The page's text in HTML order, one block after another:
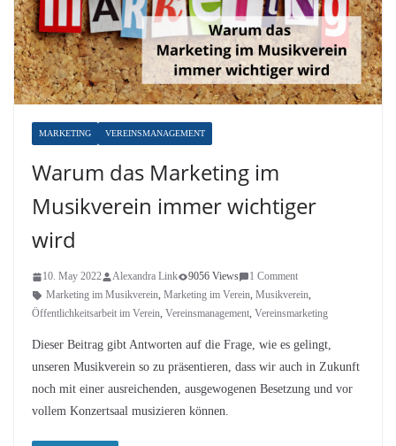
MARKETING VEREINSMANAGEMENT
Warum das Marketing im
Musikverein immer wichtiger
wird
10. May 2022 Alexandra Link 9056 Views
1 Comment
Marketing im Musikverein, Marketing im Verein, Musikverein,
Öffentlichkeitsarbeit im Verein, Vereinsmanagement, Vereinsmarketing
Dieser Beitrag gibt Antworten auf die Frage, wie es gelingt,
unseren Musikverein so zu präsentieren, dass wir auch in Zukunft
noch mit einer ausreichenden, ausgewogenen Besetzung und vor
vollem Konzertsaal musizieren können.